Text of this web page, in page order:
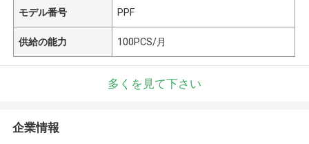
モデル番号 PPF
供給の能力 100PCS/月
多くを見て下さい
企業情報